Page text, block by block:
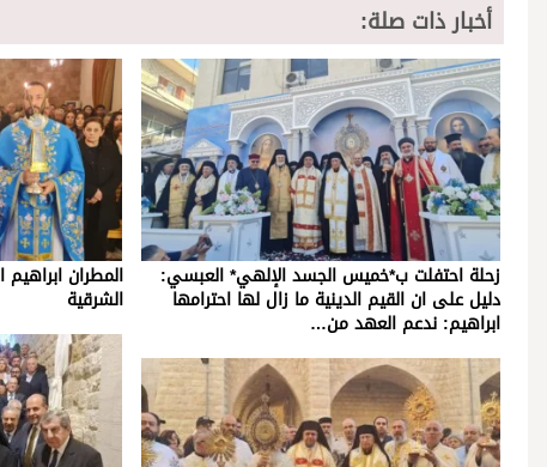
أخبار ذات صلة:
زحلة احتفلت ب*خميس الجسد الإلهي* العبسي:
دليل على ان القيم الدينية ما زال لها احترامها
ابراهيم: ندعم العهد من…
المطران
الشرقية